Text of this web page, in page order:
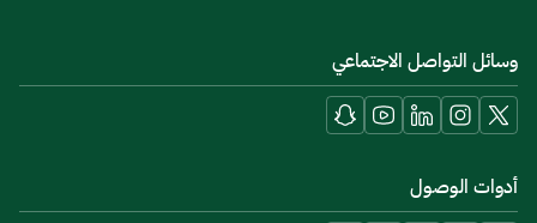
وسائل التواصل الاجتماعي
أدوات الوصول